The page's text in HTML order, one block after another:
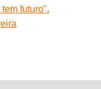
futuro".